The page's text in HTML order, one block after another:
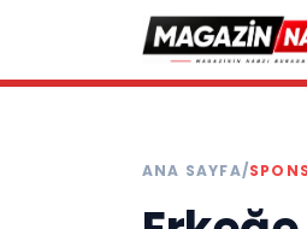
ANA SAYFA/